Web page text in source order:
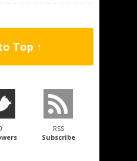
Top ↑
RSS
Subscribe